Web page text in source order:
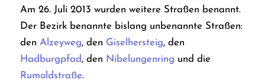
Am 26. Juli 2013 wurden weitere Straßen benannt.
Der Bezirk benannte bislang unbenannte Straßen:
den Alzeyweg, den Giselhersteig, den
Hadburgpfad , den Nibelungenring und die
Rumoldstraße.